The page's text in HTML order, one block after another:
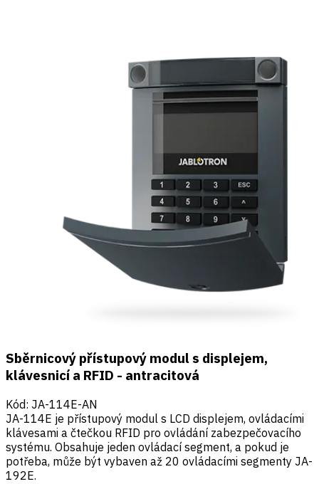
Sběrnicový přístupový modul s displejem,
klávesnicí a RFID - antracitová
Kód: JA-114E-AN
JA-114E je přístupový modul s LCD displejem, ovládacími
klávesami a čtečkou RFID pro ovládání zabezpečovacího
systému. Obsahuje jeden ovládací segment, a pokud je
potřeba, může být vybaven až 20 ovládacími segmenty JA-
192E.